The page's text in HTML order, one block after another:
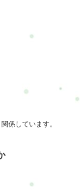
係しています。